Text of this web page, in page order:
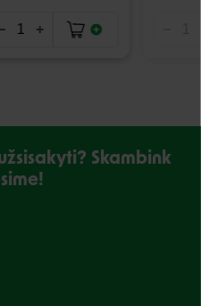
Skambink